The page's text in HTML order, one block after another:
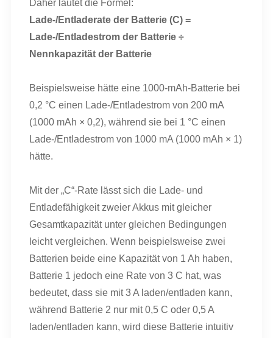
Daher lautet die Formel:
Lade-/Entladerate der Batterie (C) =
Lade-/Entladestrom der Batterie ÷
Nennkapazität der Batterie
Beispielsweise hätte eine 1000-mAh-Batterie bei
0,2 °C einen Lade-/Entladestrom von 200 mA
(1000 mAh × 0,2), während sie bei 1 °C einen
Lade-/Entladestrom von 1000 mA (1000 mAh × 1)
hätte.
Mit der „C“-Rate lässt sich die Lade- und
Entladefähigkeit zweier Akkus mit gleicher
Gesamtkapazität unter gleichen Bedingungen
leicht vergleichen. Wenn beispielsweise zwei
Batterien beide eine Kapazität von 1 Ah haben,
Batterie 1 jedoch eine Rate von 3 C hat, was
bedeutet, dass sie mit 3 A laden/entladen kann,
während Batterie 2 nur mit 0,5 C oder 0,5 A
laden/entladen kann, wird diese Batterie intuitiv